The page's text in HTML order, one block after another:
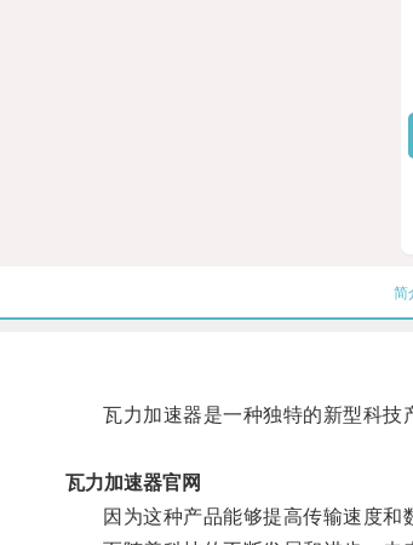
简
瓦力加速器是一种独特的新型科技
瓦力加速器官网
因为这种产品能够提高传输速度和